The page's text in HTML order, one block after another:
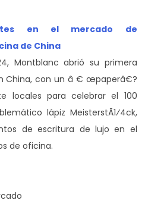
en el mercado de
de China
Montblanc abrió su primera
China, con un â € œpaperâ€?
locales para celebrar el 100
lápiz MeisterstÃ1⁄4ck,
de escritura de lujo en el
de oficina.